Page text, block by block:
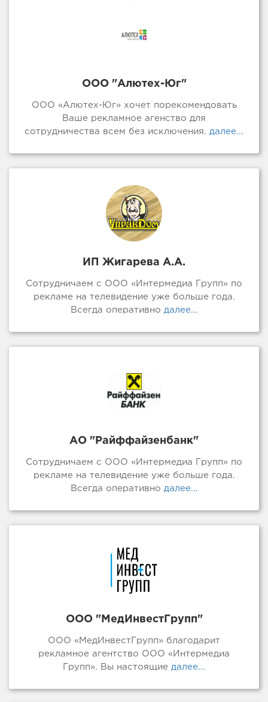
ООО "Алютех-Юг"
ООО «Алютех-Юг» хочет порекомендовать
Ваше рекламное агенство для
сотрудничества всем без исключения. далее...
ИП Жигарева А.А.
Сотрудничаем с ООО «Интермедиа Групп» по
рекламе на телевидение уже больше года.
Всегда оперативно далее...
АО "Райффайзенбанк"
Сотрудничаем с ООО «Интермедиа Групп» по
рекламе на телевидение уже больше года.
Всегда оперативно далее...
ООО "МедИнвестГрупп"
ООО «МедИнвестГрупп» благодарит
рекламное агентство ООО «Интермедиа
Групп». Вы настоящие далее...